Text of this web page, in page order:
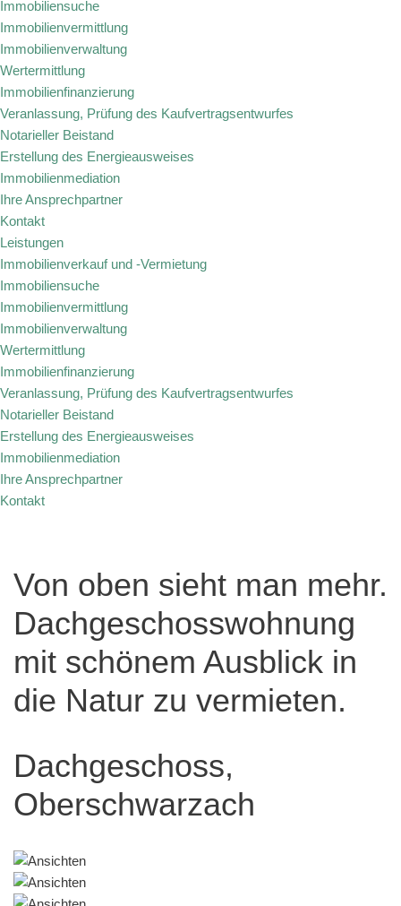
Immobiliensuche
Immobilienvermittlung
Immobilienverwaltung
Wertermittlung
Immobilienfinanzierung
Veranlassung, Prüfung des Kaufvertragsentwurfes
Notarieller Beistand
Erstellung des Energieausweises
Immobilienmediation
Ihre Ansprechpartner
Kontakt
Leistungen
Immobilienverkauf und -Vermietung
Immobiliensuche
Immobilienvermittlung
Immobilienverwaltung
Wertermittlung
Immobilienfinanzierung
Veranlassung, Prüfung des Kaufvertragsentwurfes
Notarieller Beistand
Erstellung des Energieausweises
Immobilienmediation
Ihre Ansprechpartner
Kontakt
Von oben sieht man mehr.
Dachgeschosswohnung
mit schönem Ausblick in
die Natur zu vermieten.
Dachgeschoss,
Oberschwarzach